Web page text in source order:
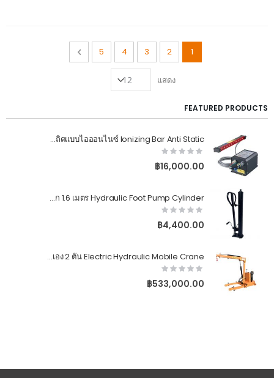
You're currently reading page1
Page
2
Page
3
Page
4
Page
5
Page
Next
แสดง
FEATURED PRODUCTS
แท่งกำจัดไฟฟ้าสถิตแบบไอออนไนซ์ Ionizing Bar Anti Static
Rating:
0%
฿16,000.00
กระบอกสูบไฮดรอลิคแบบเท้าเหยียบ 1 ตัน สูงยก 1.6 เมตร Hydraulic Foot Pump Cylinder
Rating:
0%
฿4,400.00
เครนยกของไฮดรอลิคไฟฟ้าแบบขับเคลื่อนเอง 2 ตัน Electric Hydraulic Mobile Crane
Rating:
0%
฿533,000.00